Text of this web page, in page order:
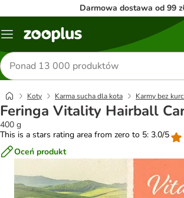
Darmowa dostawa od 99
Menu
Szukaj
produktów
Koty Karma sucha dla kota Karmy bez
Feringa Vitality Hairball
400 g
This is a stars rating area from zero to 5: 3.0/5
Oceń produkt